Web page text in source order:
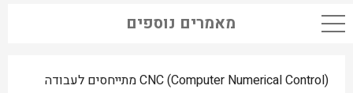
מאמרים נוספים
CNC (Computer Numerical Control) מתייחסים לעבודה